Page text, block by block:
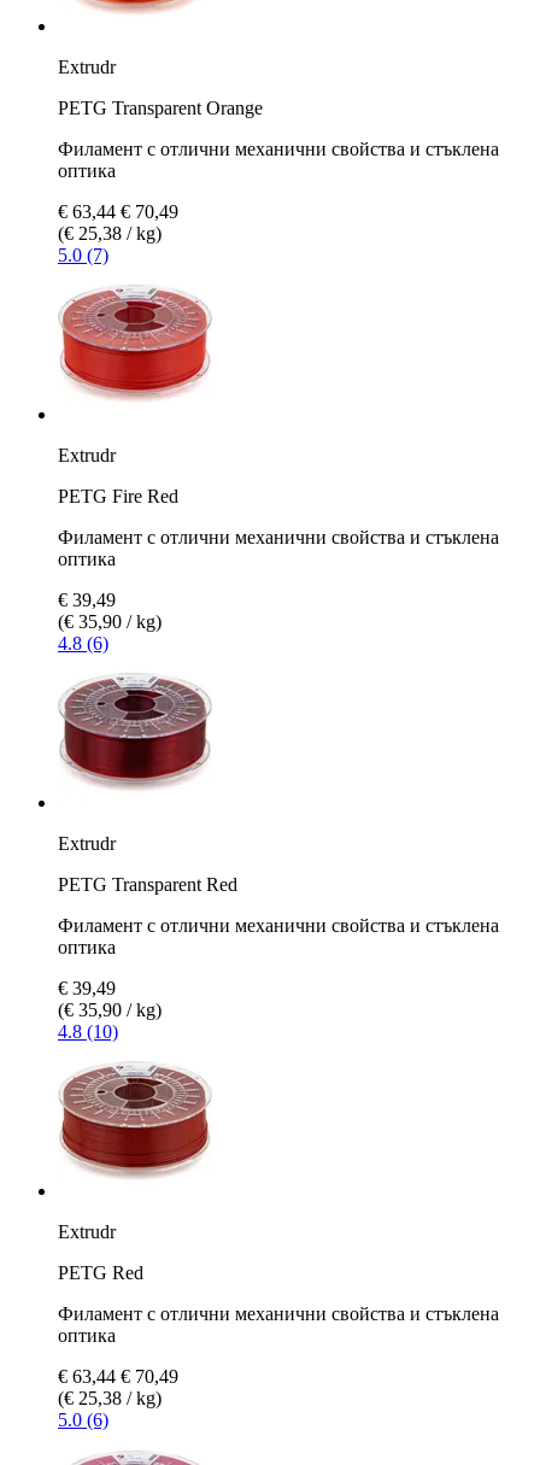
Extrudr
PETG Transparent Orange
Филамент с отлични механични свойства и стъклена
оптика
€ 63,44 € 70,49
(€ 25,38 / kg)
5.0 (7)
Extrudr
PETG Fire Red
Филамент с отлични механични свойства и стъклена
оптика
€ 39,49
(€ 35,90 / kg)
4.8 (6)
Extrudr
PETG Transparent Red
Филамент с отлични механични свойства и стъклена
оптика
€ 39,49
(€ 35,90 / kg)
4.8 (10)
Extrudr
PETG Red
Филамент с отлични механични свойства и стъклена
оптика
€ 63,44 € 70,49
(€ 25,38 / kg)
5.0 (6)